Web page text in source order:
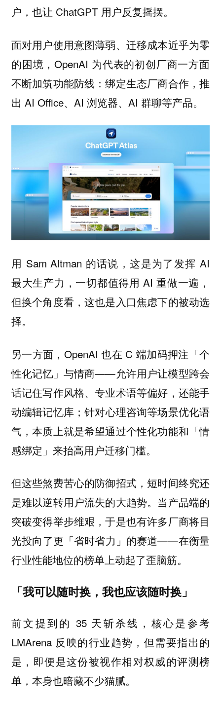
户，也让 ChatGPT 用户反复摇摆。
面对用户使用意图薄弱、迁移成本近乎为零
的困境，OpenAI 为代表的初创厂商一方面
不断加筑功能防线：绑定生态厂商合作，推
出 AI Office、AI 浏览器、AI 群聊等产品。
用 Sam Altman 的话说，这是为了发挥 AI
最大生产力，一切都值得用 AI 重做一遍，
但换个角度看，这也是入口焦虑下的被动选
择。
另一方面，OpenAI 也在 C 端加码押注「个
性化记忆」与情商——允许用户让模型跨会
话记住写作风格、专业术语等偏好，还能手
动编辑记忆库；针对心理咨询等场景优化语
气，本质上就是希望通过个性化功能和「情
感绑定」来抬高用户迁移门槛。
但这些煞费苦心的防御招式，短时间终究还
是难以逆转用户流失的大趋势。当产品端的
突破变得举步维艰，于是也有许多厂商将目
光投向了更「省时省力」的赛道——在衡量
行业性能地位的榜单上动起了歪脑筋。
「我可以随时换，我也应该随时换」
前文提到的 35 天斩杀线，核心是参考
LMArena 反映的行业趋势，但需要指出的
是，即便是这份被视作相对权威的评测榜
单，本身也暗藏不少猫腻。